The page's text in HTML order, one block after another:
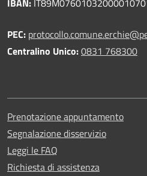
PEC:
Centralino Unico:0831 768300
Prenotazione appuntamento
Segnalazione disservizio
Leggi le FAQ
Richiesta di assistenza